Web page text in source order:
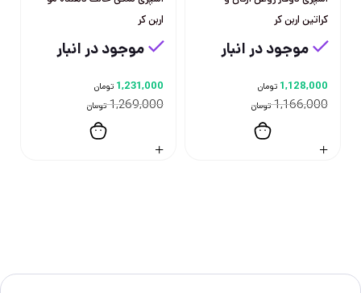
کراتین اربن کر
موجود در انبار
1,166,000 تومان
1,128,000 تومان
اربن کر
موجود در انبار
1,269,000 تومان
1,231,000 تومان